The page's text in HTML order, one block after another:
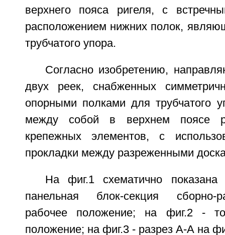
верхнего пояса ригеля, с
расположением нижних полок,
трубчатого упора.
Согласно изобретению,
двух реек, снабженных
опорными полками для трубчатого
между собой в верхнем поясе
крепежных элементов, с
прокладки между разреженными
На фиг.1 схематично показана
панельная блок-секция сборно-
рабочее положение; на фиг.2 -
положение; на фиг.3 - разрез А-А на